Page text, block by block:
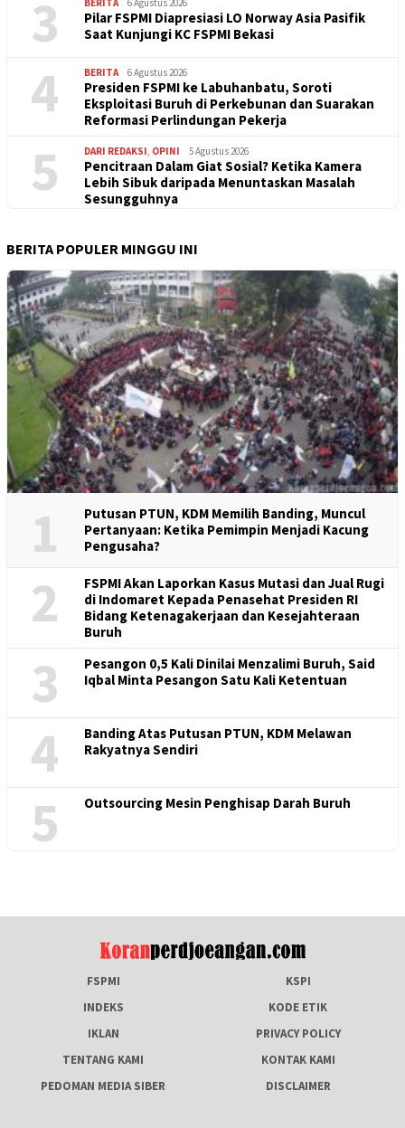
3
Pilar FSPMI Diapresiasi LO Norway Asia Pasifik
Saat Kunjungi KC FSPMI Bekasi
4 BERITA 6 Agustus 2026
Presiden FSPMI ke Labuhanbatu, Soroti
Eksploitasi Buruh di Perkebunan dan Suarakan
Reformasi Perlindungan Pekerja
5 DARI REDAKSI OPINI 5 Agustus 2026
Pencitraan Dalam Giat Sosial? Ketika Kamera
Lebih Sibuk daripada Menuntaskan Masalah
Sesungguhnya
BERITA POPULER MINGGU INI
1
Putusan PTUN, KDM Memilih Banding, Muncul
Pertanyaan: Ketika Pemimpin Menjadi Kacung
Pengusaha?
2
FSPMI Akan Laporkan Kasus Mutasi dan Jual Rugi
di Indomaret Kepada Penasehat Presiden RI
Bidang Ketenagakerjaan dan Kesejahteraan
Buruh
3
Pesangon 0,5 Kali Dinilai Menzalimi Buruh, Said
Iqbal Minta Pesangon Satu Kali Ketentuan
4
Banding Atas Putusan PTUN, KDM Melawan
Rakyatnya Sendiri
5 Outsourcing Mesin Penghisap Darah Buruh
FSPMI
KSPI
INDEKS
KODE ETIK
IKLAN
PRIVACY POLICY
TENTANG KAMI
KONTAK KAMI
PEDOMAN MEDIA SIBER
DISCLAIMER